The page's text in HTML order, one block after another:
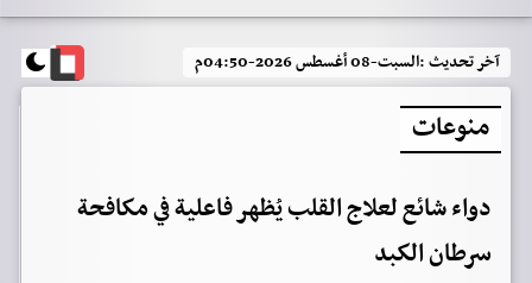
آخر تحديث :السبت-08 أغسطس 2026-04:50م
منوعات
دواء شائع لعلاج القلب يُظهر فاعلية في مكافحة
سرطان الكبد